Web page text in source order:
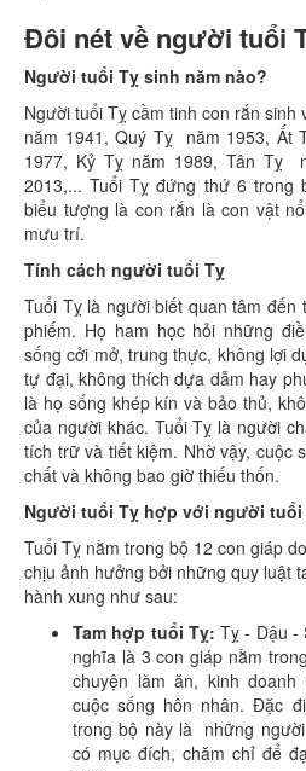
Đôi nét về người tuổi
Người tuổi Tỵ sinh năm nào?
Người tuổi Tỵ cầm tinh con rắn
năm 1941, Quý Tỵ năm 1953, Ất
1977, Kỷ Tỵ năm 1989, Tân Tỵ
2013,... Tuổi Tỵ đứng thứ 6 trong
biểu tượng là con rắn là con vật
mưu trí.
Tính cách người tuổi Tỵ
Tuổi Tỵ là người biết quan tâm đến
phiếm. Họ ham học hỏi những
sống cởi mở, trung thực, không lợi
tự đại, không thích dựa dẫm hay
là họ sống khép kín và bảo thủ,
của người khác. Tuổi Tỵ là người
tích trữ và tiết kiệm. Nhờ vậy, cuộc
chất và không bao giờ thiếu thốn.
Người tuổi Tỵ hợp với người tuổi
Tuổi Tỵ nằm trong bộ 12 con giáp
chịu ảnh hưởng bởi những quy luật
hành xung như sau:
Tam hợp tuổi Tỵ: Tỵ - Dậu -
nghĩa là 3 con giáp nằm
chuyện làm ăn, kinh
cuộc sống hôn nhân. Đặc
trong bộ này là những
có mục đích, chăm chỉ để